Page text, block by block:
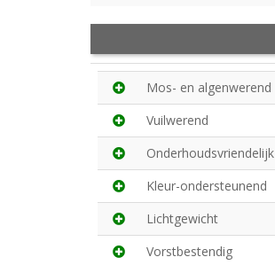
Mos- en algenwerend
Vuilwerend
Onderhoudsvriendelijk
Kleur-ondersteunend
Lichtgewicht
Vorstbestendig